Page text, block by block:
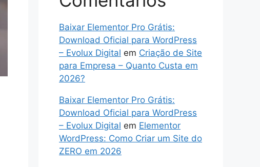
Baixar Elementor Pro Grátis:
Download Oficial para WordPress
– Evolux Digital em Criação de Site
para Empresa – Quanto Custa em
2026?
Baixar Elementor Pro Grátis:
Download Oficial para WordPress
– Evolux Digital em Elementor
WordPress: Como Criar um Site do
ZERO em 2026